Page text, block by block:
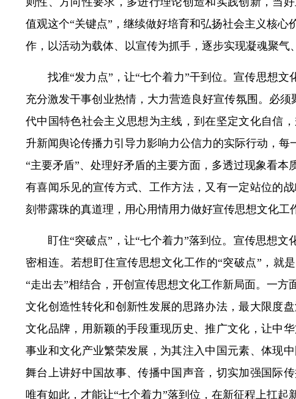
值观这个“关键点”，继续做好培育和弘扬社会主义核
作，以活动为载体、以宣传为抓手，逐步实现凝魂聚气
找准“发力点”，让“七个着力”干到位。宣传思想文
充分激发干事创业热情，大力营造良好宣传氛围。必
代中国特色社会主义思想为主线，到在坚定文化自信
升新闻舆论传播力引导力影响力公信力的实际行动，
“主要矛盾”、处理好矛盾的主要方面，多透过现象看
有喜闻乐见的宣传方式、工作方法，又有一定站位的
刻带露珠的真道理，用心用情用力做好宣传思想文化工
盯住“突破点”，让“七个着力”落到位。宣传思想
密相连。若想盯住宣传思想文化工作的“突破点”，就
“走出去”相结合，开创宣传思想文化工作新局面。一
文化创造性转化和创新性发展的思路办法，最大限度
文化品牌，用新颖的手段重现历史、推广文化，让中
事业和文化产业繁荣发展，为其注入中国元素、体现
舞台上讲好中国故事、传播中国声音，切实加强国际
唯有如此，才能让“七个着力”落到位，在新征程上扛起